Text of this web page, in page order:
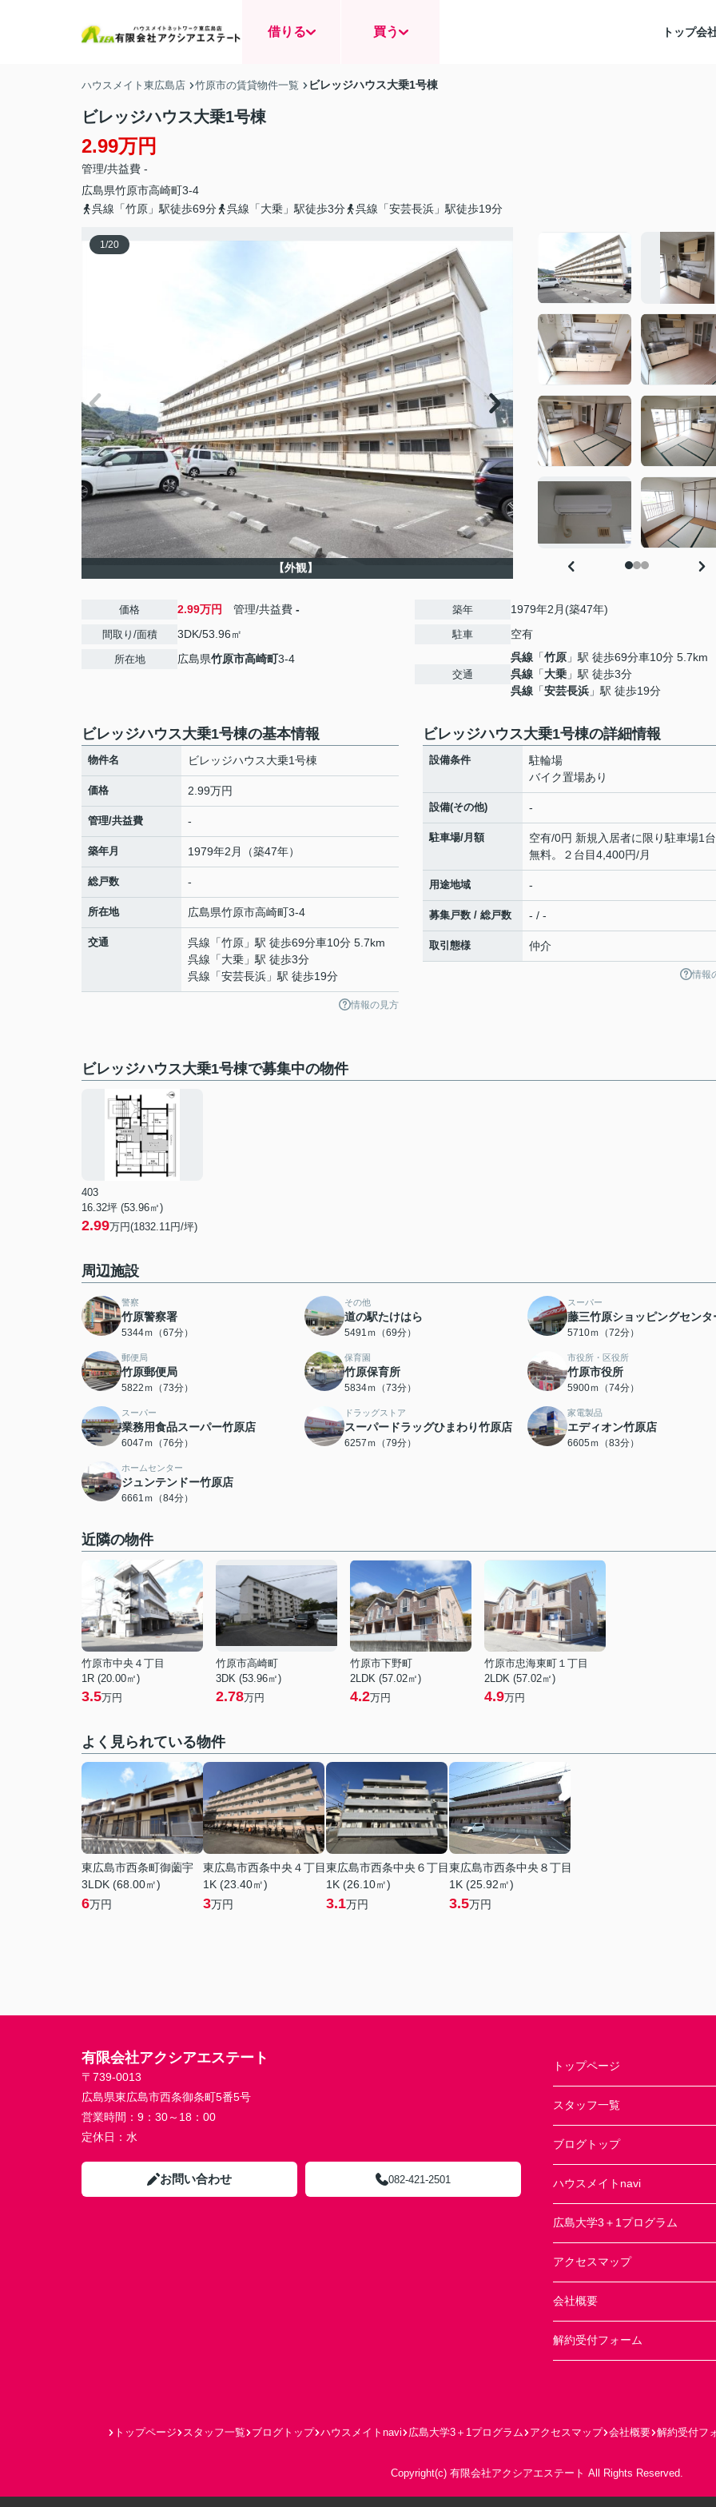
借りる 買う トップ会
ハウスメイト東広島店 竹原市の賃貸物件一覧 ビレッジハウス大乗1号棟
ビレッジハウス大乗1号棟
2.99万円
管理/共益費 -
広島県竹原市高崎町3-4
呉線「竹原」駅徒歩69分
呉線「大乗」駅徒歩3分 呉線「安芸長浜」駅徒歩19分
1/20
【外観】
価格 2.99万円 管理/共益費 -
間取り/面積 3DK/53.96㎡
所在地 広島県竹原市高崎町3-4
築年 1979年2月(築47年)
駐車 空有
交通
呉線 「竹原 」駅 徒歩69分車10分 5.7km
呉線 「大乗 」駅 徒歩3分
呉線 「安芸長浜 」駅 徒歩19分
ビレッジハウス大乗1号棟の基本情報
物件名 ビレッジハウス大乗1号棟
価格 2.99万円
管理/共益費 -
築年月 1979年2月（築47年）
総戸数 -
所在地 広島県竹原市高崎町3-4
交通 呉線 「竹原 」駅 徒歩69分車10分 5.7km
呉線 「大乗 」駅 徒歩3分
呉線 「安芸長浜 」駅 徒歩19分
情報の見方
ビレッジハウス大乗1号棟の詳細情報
設備条件
駐輪場
バイク置場あり
設備(その他) -
駐車場/月額
空有/0円 新規入居者に限り駐車場1
無料。２台目4,400円/月
用途地域 -
募集戸数 / 総戸数 - / -
取引態様 仲介
情報
ビレッジハウス大乗1号棟で募集中の物件
403
16.32坪 (53.96㎡)
2.99万円(1832.11円/坪)
周辺施設
警察
竹原警察署
5344ｍ（67分）
その他
道の駅たけはら
5491ｍ（69分）
スーパー
藤三竹原ショッピングセンタ
5710ｍ（72分）
郵便局
竹原郵便局
5822ｍ（73分）
保育園
竹原保育所
5834ｍ（73分）
市役所・区役所
竹原市役所
5900ｍ（74分）
スーパー
業務用食品スーパー竹原店
6047ｍ（76分）
ドラッグストア
スーパードラッグひまわり竹原店
6257ｍ（79分）
家電製品
エディオン竹原店
6605ｍ（83分）
ホームセンター
ジュンテンドー竹原店
6661ｍ（84分）
近隣の物件
竹原市中央４丁目
1R (20.00㎡)
3.5万円
竹原市高崎町
3DK (53.96㎡)
2.78万円
竹原市下野町
2LDK (57.02㎡)
4.2万円
竹原市忠海東町１丁目
2LDK (57.02㎡)
4.9万円
よく見られている物件
東広島市西条町御薗宇
3LDK (68.00㎡)
6万円
東広島市西条中央４丁目
1K (23.40㎡)
3万円
東広島市西条中央６丁目
1K (26.10㎡)
3.1万円
東広島市西条中央８丁目
1K (25.92㎡)
3.5万円
有限会社アクシアエステート
〒739-0013
広島県東広島市西条御条町5番5号
営業時間： 9：30～18：00
定休日： 水
お問い合わせ 082-421-2501
トップページ
スタッフ一覧
ブログトップ
ハウスメイトnavi
広島大学3＋1プログラム
アクセスマップ
会社概要
解約受付フォーム
トップページ スタッフ一覧 ブログトップ ハウスメイトnavi 広島大学3＋1プログラム アクセスマップ 会社概要 解約受付フ
Copyright(c) 有限会社アクシアエステート All Rights Reserved.